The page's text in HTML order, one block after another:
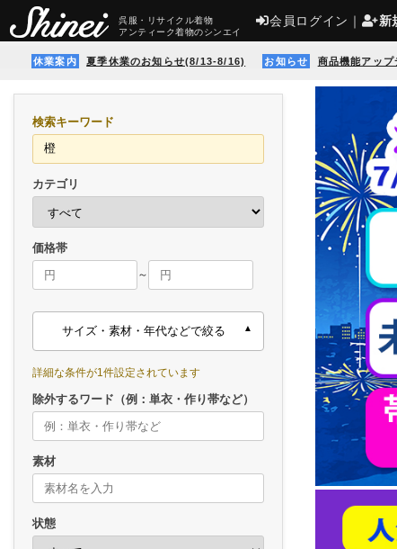
呉服・リサイクル着物
アンティーク着物のシンエイ
会員ログイン ｜ 新
休業案内 夏季休業のお知らせ(8/13-8/16) お知らせ 商品機能アップ
検索キーワード
カテゴリ
価格帯
～
サイズ・素材・年代などで絞る
詳細な条件が1件設定されています
除外するワード（例：単衣・作り帯など）
素材
状態